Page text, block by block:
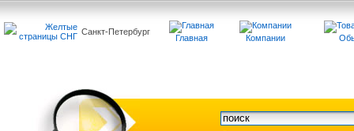
Санкт-Петербург
Главная Компании